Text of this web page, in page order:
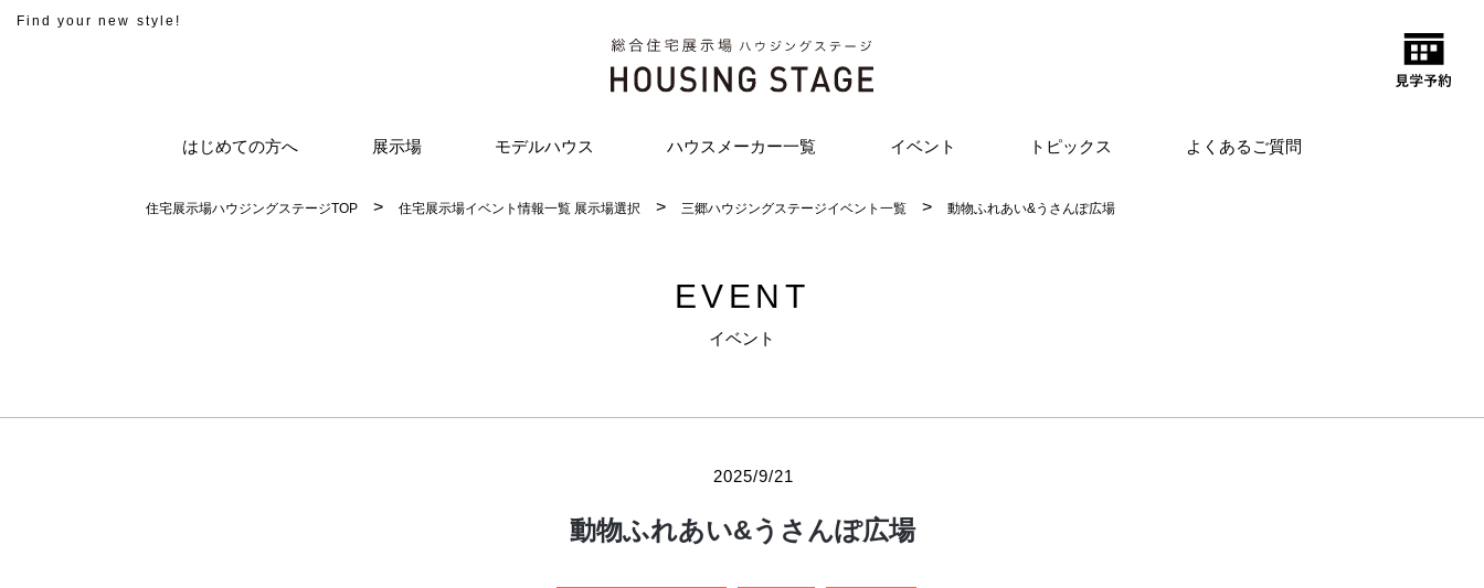
Find your new style!
はじめての方へ 展示場 モデルハウス ハウスメーカー一覧 イベント トピックス よくあるご質問
住宅展示場ハウジングステージTOP 住宅展示場イベント情報一覧 展示場選択 三郷ハウジングステージイベント一覧 動物ふれあい&うさんぽ広場
EVENT
イベント
2025/9/21
動物ふれあい&うさんぽ広場